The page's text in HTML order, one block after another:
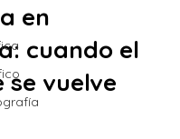
en
cuando el
se vuelve